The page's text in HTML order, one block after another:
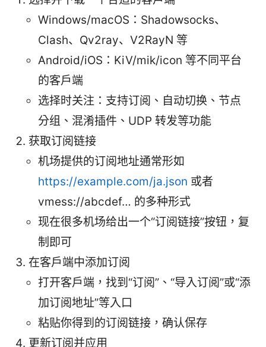
Windows/macOS：Shadowsocks、
Clash、Qv2ray、V2RayN 等
Android/iOS：KiV/mik/icon 等不同平台
的客户端
选择时关注：支持订阅、自动切换、节点
分组、混淆插件、UDP 转发等功能
获取订阅链接
机场提供的订阅地址通常形如
https://example.com/ja.json 或者
vmess://abcdef… 的多种形式
现在很多机场给出一个“订阅链接”按钮，复
制即可
在客户端中添加订阅
打开客户端，找到“订阅”、“导入订阅”或“添
加订阅地址”等入口
粘贴你得到的订阅链接，确认保存
更新订阅并应用